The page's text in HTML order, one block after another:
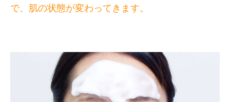
で、肌の状態が変わってきます。